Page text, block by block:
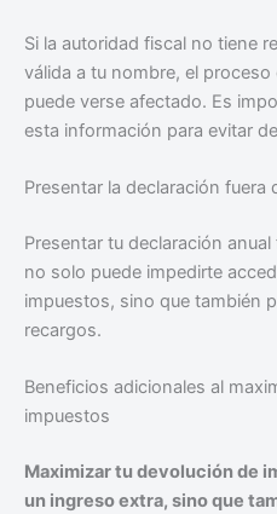
Si la autoridad fiscal no tiene
válida a tu nombre, el
puede verse afectado. Es
esta información para evitar
Presentar la declaración fuera
Presentar tu declaración
no solo puede impedirte
impuestos, sino que también
recargos.
Beneficios adicionales al
impuestos
Maximizar tu devolución de
un ingreso extra, sino que